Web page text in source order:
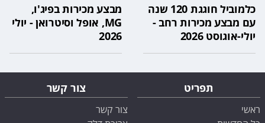
כלמוביל חוגגת 120 שנה
עם מבצע מכירות רחב -
יולי-אוגוסט 2026
מבצע מכירות בפיג'ו,
MG, אופל וסיטרואן - יולי
2026
תפריט
ראשי
צור קשר
צור קשר